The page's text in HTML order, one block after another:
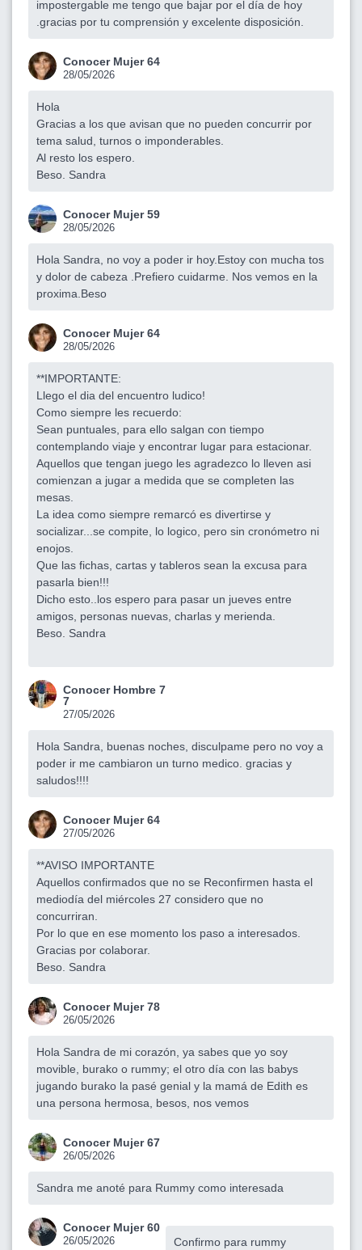
impostergable me tengo que bajar por el día de hoy
.gracias por tu comprensión y excelente disposición.
Conocer Mujer 64
28/05/2026
Hola
Gracias a los que avisan que no pueden concurrir por
tema salud, turnos o imponderables.
Al resto los espero.
Beso. Sandra
Conocer Mujer 59
28/05/2026
Hola Sandra, no voy a poder ir hoy.Estoy con mucha tos
y dolor de cabeza .Prefiero cuidarme. Nos vemos en la
proxima.Beso
Conocer Mujer 64
28/05/2026
**IMPORTANTE:
Llego el dia del encuentro ludico!
Como siempre les recuerdo:
Sean puntuales, para ello salgan con tiempo
contemplando viaje y encontrar lugar para estacionar.
Aquellos que tengan juego les agradezco lo lleven asi
comienzan a jugar a medida que se completen las
mesas.
La idea como siempre remarcó es divertirse y
socializar...se compite, lo logico, pero sin cronómetro ni
enojos.
Que las fichas, cartas y tableros sean la excusa para
pasarla bien!!!
Dicho esto..los espero para pasar un jueves entre
amigos, personas nuevas, charlas y merienda.
Beso. Sandra
Conocer Hombre 7
7
27/05/2026
Hola Sandra, buenas noches, disculpame pero no voy a
poder ir me cambiaron un turno medico. gracias y
saludos!!!!
Conocer Mujer 64
27/05/2026
**AVISO IMPORTANTE
Aquellos confirmados que no se Reconfirmen hasta el
mediodía del miércoles 27 considero que no
concurriran.
Por lo que en ese momento los paso a interesados.
Gracias por colaborar.
Beso. Sandra
Conocer Mujer 78
26/05/2026
Hola Sandra de mi corazón, ya sabes que yo soy
movible, burako o rummy; el otro día con las babys
jugando burako la pasé genial y la mamá de Edith es
una persona hermosa, besos, nos vemos
Conocer Mujer 67
26/05/2026
Sandra me anoté para Rummy como interesada
Conocer Mujer 60
26/05/2026 Confirmo para rummy